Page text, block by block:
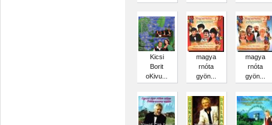
Kicsi
Borit
oKivu...
magya
rnóta
gyön...
magya
rnóta
gyön...